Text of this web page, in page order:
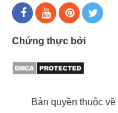
Chứng thực bởi
Bản quyền thuộc